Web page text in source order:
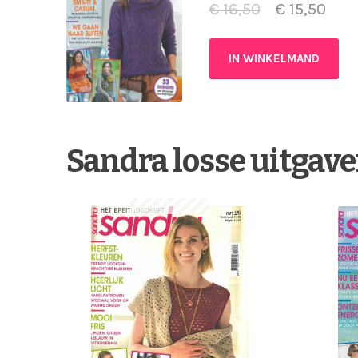
€16,50 €15,50
IN WINKELMAND
Sandra losse